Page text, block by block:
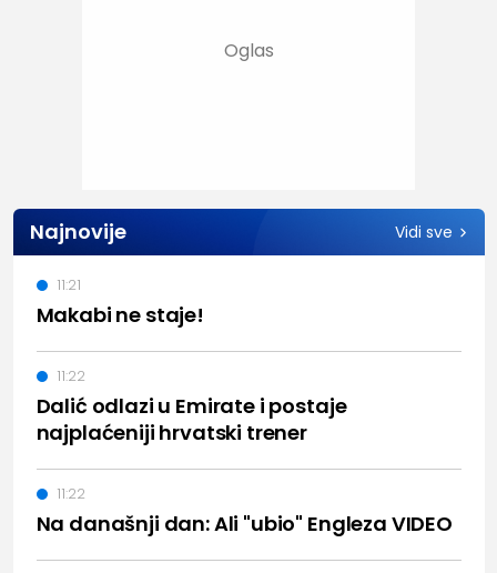
Najnovije Vidi sve
Makabi ne staje!
11:21
Dalić odlazi u Emirate i postaje
najplaćeniji hrvatski trener
11:22
Na današnji dan: Ali "ubio" Engleza VIDEO
11:22